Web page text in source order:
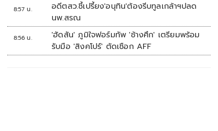
8:57 น.
อดีตสว.ชี้เปรี้ยง'อนุทิน'ต้องรีบทูลเกล้าฯปลด
นพ.สรณ
8:56 น.
'ฮัดสัน' ภูมิใจฟอร์มทัพ 'ช้างศึก' เตรียมพร้อม
รับมือ 'สิงคโปร์' ตัดเชือก AFF